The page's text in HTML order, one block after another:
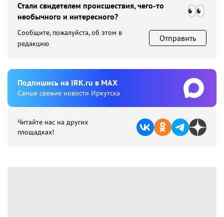
Стали свидетелем происшествия, чего-то
необычного и интересного?
Сообщите, пожалуйста, об этом в
редакцию
Отправить
Подпишиcь на IRK.ru в MAX
Cамые свежие новости Иркутска
Читайте нас на других
площадках!